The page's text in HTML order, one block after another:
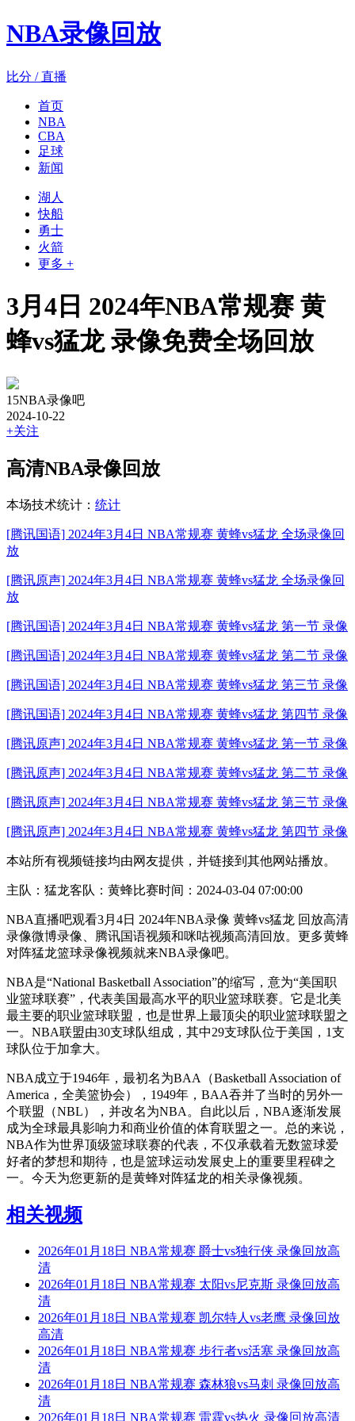
NBA录像回放
比分 / 直播
首页
NBA
CBA
足球
新闻
湖人
快船
勇士
火箭
更多 +
3月4日 2024年NBA常规赛 黄
蜂vs猛龙 录像免费全场回放
15NBA录像吧
2024-10-22
+关注
高清NBA录像回放
本场技术统计： 统计
[腾讯国语] 2024年3月4日 NBA常规赛 黄蜂vs猛龙 全场录像回
放
[腾讯原声] 2024年3月4日 NBA常规赛 黄蜂vs猛龙 全场录像回
放
[腾讯国语] 2024年3月4日 NBA常规赛 黄蜂vs猛龙 第一节 录像
[腾讯国语] 2024年3月4日 NBA常规赛 黄蜂vs猛龙 第二节 录像
[腾讯国语] 2024年3月4日 NBA常规赛 黄蜂vs猛龙 第三节 录像
[腾讯国语] 2024年3月4日 NBA常规赛 黄蜂vs猛龙 第四节 录像
[腾讯原声] 2024年3月4日 NBA常规赛 黄蜂vs猛龙 第一节 录像
[腾讯原声] 2024年3月4日 NBA常规赛 黄蜂vs猛龙 第二节 录像
[腾讯原声] 2024年3月4日 NBA常规赛 黄蜂vs猛龙 第三节 录像
[腾讯原声] 2024年3月4日 NBA常规赛 黄蜂vs猛龙 第四节 录像
本站所有视频链接均由网友提供，并链接到其他网站播放。
主队：猛龙客队：黄蜂比赛时间：2024-03-04 07:00:00
NBA直播吧观看3月4日 2024年NBA录像 黄蜂vs猛龙 回放高清
录像微博录像、腾讯国语视频和咪咕视频高清回放。更多黄蜂
对阵猛龙篮球录像视频就来NBA录像吧。
NBA是“National Basketball Association”的缩写，意为“美国职
业篮球联赛”，代表美国最高水平的职业篮球联赛。它是北美
最主要的职业篮球联盟，也是世界上最顶尖的职业篮球联盟之
一。NBA联盟由30支球队组成，其中29支球队位于美国，1支
球队位于加拿大。
NBA成立于1946年，最初名为BAA（Basketball Association of
America，全美篮协会），1949年，BAA吞并了当时的另外一
个联盟（NBL），并改名为NBA。自此以后，NBA逐渐发展
成为全球最具影响力和商业价值的体育联盟之一。总的来说，
NBA作为世界顶级篮球联赛的代表，不仅承载着无数篮球爱
好者的梦想和期待，也是篮球运动发展史上的重要里程碑之
一。今天为您更新的是黄蜂对阵猛龙的相关录像视频。
相关视频
2026年01月18日 NBA常规赛 爵士vs独行侠 录像回放高
清
2026年01月18日 NBA常规赛 太阳vs尼克斯 录像回放高
清
2026年01月18日 NBA常规赛 凯尔特人vs老鹰 录像回放
高清
2026年01月18日 NBA常规赛 步行者vs活塞 录像回放高
清
2026年01月18日 NBA常规赛 森林狼vs马刺 录像回放高
清
2026年01月18日 NBA常规赛 雷霆vs热火 录像回放高清